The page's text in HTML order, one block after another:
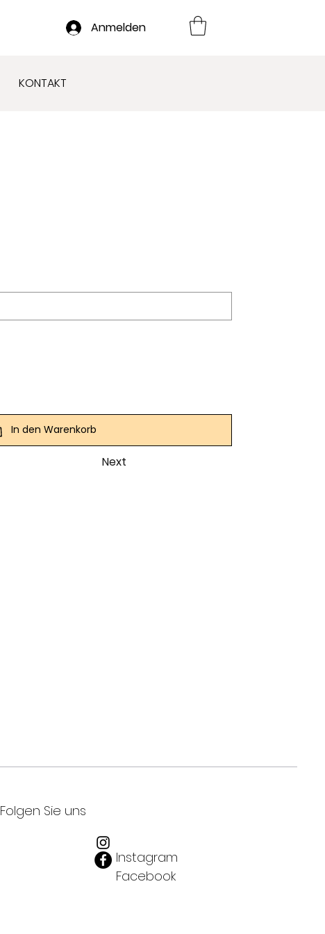
Anmelden
KONTAKT
In den Warenkorb
Next
Folgen Sie uns
Instagram
Facebook